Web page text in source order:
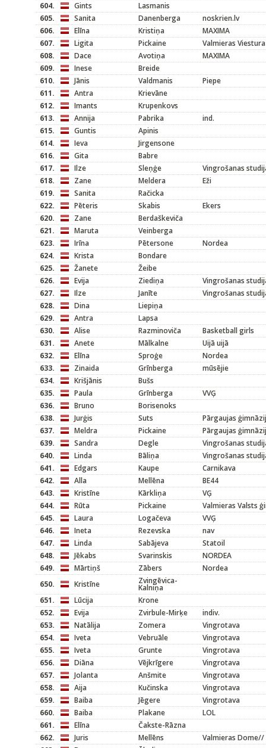
604.
Gints
Lasmanis
605.
Sanita Danenberga
noskrien.lv
606.
Elīna Kristiņa
MAXIMA
607.
Ligita Pickaine
Valmieras
608.
Dace Avotiņa
MAXIMA
609.
Inese
Breide
610.
Jānis Valdmanis
Piepe
611.
Antra
Krievāne
612.
Imants
Krupenkovs
613.
Annija Pabrika
ind.
615.
Guntis
Apinis
614.
Ieva
Jirgensone
616.
Gita
Babre
617.
Ilze Sleņģe
Vingrošanas
618.
Zane Meldera
Eži
619.
Sanita
Račicka
622.
Pēteris Skabis
Ekers
620.
Zane
Berdaškeviča
621.
Maruta
Veinberga
623.
Irīna Pētersone
Nordea
624.
Krista
Bondare
625.
Žanete
Žeibe
626.
Evija Ziediņa
Vingrošanas
627.
Ilze Janīte
Vingrošanas
628.
Dina
Liepiņa
629.
Antra
Lapsa
630.
Alise Razminoviča
Basketball girls
631.
Anete Mālkalne
Uijā uijā
632.
Elīna Sproģe
Nordea
633.
Zinaida Grīnberga
mūsējie
634.
Krišjānis
Bušs
635.
Paula Grīnberga
VVĢ
636.
Bruno
Borisenoks
638.
Jurģis Suts
Pārgaujas
637.
Meldra Pickaine
Pārgaujas
639.
Sandra Degle
Vingrošanas
640.
Linda Bāliņa
Vingrošanas
641.
Edgars Kaupe
Carnikava
642.
Alla Mellēna
BE44
643.
Kristīne Kārkliņa
VĢ
644.
Rūta Pickaine
Valmieras Valsts
645.
Laura Logačeva
VVĢ
646.
Ineta Rezevska
nav
647.
Linda Sabājeva
Statoil
648.
Jēkabs Svarinskis
NORDEA
649.
Mārtiņš Zābers
Nordea
650.
Kristīne Zvingēvica-
Kalniņa
651.
Lūcija
Krone
652.
Evija Zvirbule-Mirķe
indiv.
653.
Natālija Zomera
Vingrotava
654.
Iveta Vebruāle
Vingrotava
655.
Iveta Grunte
Vingrotava
656.
Diāna Vējkrīgere
Vingrotava
657.
Jolanta Anšmite
Vingrotava
658.
Aija Kučinska
Vingrotava
659.
Baiba Jēgere
Vingrotava
660.
Baiba Plakane
LOL
661.
Elīna
Čakste-Rāzna
662.
Juris Mellēns
Valmieras Dome//